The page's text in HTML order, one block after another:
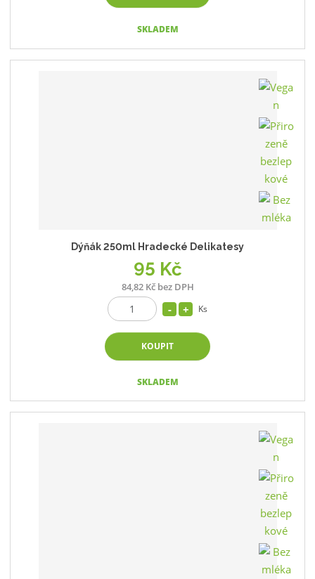
SKLADEM
Dýňák 250ml Hradecké Delikatesy
95 Kč
84,82 Kč bez DPH
Ks
KOUPIT
SKLADEM